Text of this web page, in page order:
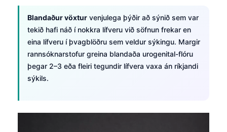
Blandaður vöxtur venjulega þýðir að sýnið sem var
tekið hafi náð í nokkra lífveru við söfnun frekar en
eina lífveru í þvagblöðru sem veldur sýkingu. Margir
rannsóknarstofur greina blandaða urogenital-flóru
þegar 2–3 eða fleiri tegundir lífvera vaxa án ríkjandi
sýkils.